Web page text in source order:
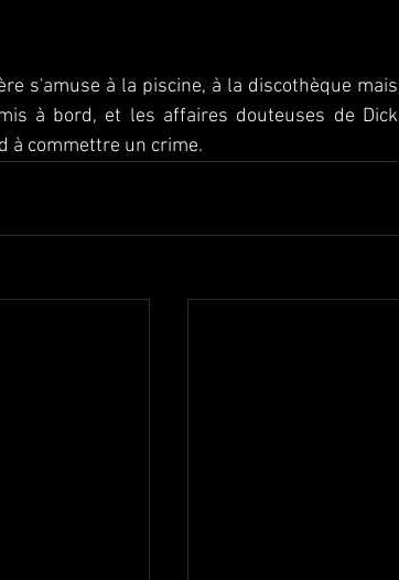
s'amuse à la piscine, à la discothèque mais
à bord, et les affaires douteuses de Dick
à commettre un crime.